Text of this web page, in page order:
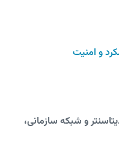
و شبکه سازمانی،